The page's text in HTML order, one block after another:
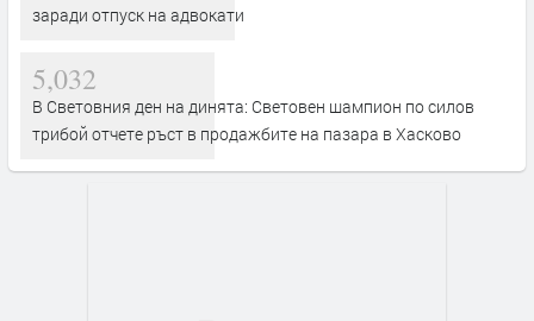
заради отпуск на адвокати
5,032
В Световния ден на динята: Световен шампион по силов
трибой отчете ръст в продажбите на пазара в Хасково